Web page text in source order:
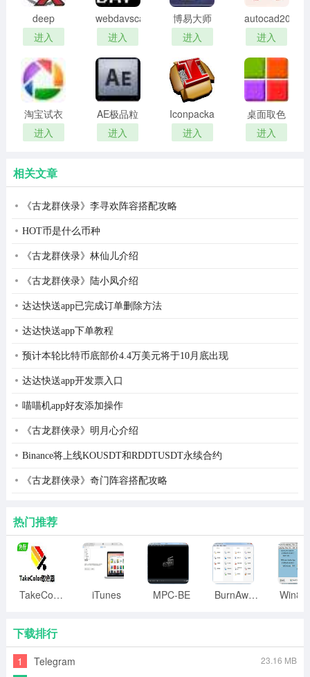
4、修正部分皮肤的显示效果。
5、新增幸运红包的礼物特效。
6、更新富豪、魅力排行榜专属标记
7、新增两种礼物：小苹果、么么哒
8、更新三种礼物资源：香水、幸运风车、幸运气球
1、自动回复
①在房间内可以设置自动回复后，可以开启在房间内自动
功能。
②自动回复以悄悄话的方式呈现。
③每个号码自动回复设置上限为10条。
2、用户列表和标记tootip
tootip将显示用户非管理类的所有标记。
3、开放自助申请房间
自助申请房间规则如下：
该号码没有被冻结。
②自助申请房间的附加说明：
房间星级为0级。
房间号码默认为7位。
无法通过送礼、道具获得潮豆
房间内无邀请功能
deep
freeze
password
remover(冰
点还原密
码清除器)
进入
webdavscan
客户端
(web漏洞
扫描软件)
进入
博易大师
资管版
进入
autocad2002
迷你版
进入
淘宝试衣
服软件
进入
AE极品粒
子插件
(Trapcode
进入
Iconpackager
中文补丁
进入
桌面取色
工具
colorpix
进入
相关文章
《古龙群侠录》李寻欢阵容搭配攻略
HOT币是什么币种
《古龙群侠录》林仙儿介绍
《古龙群侠录》陆小凤介绍
达达快送app已完成订单删除方法
达达快送app下单教程
预计本轮比特币底部价4.4万美元将于10月底出现
达达快送app开发票入口
喵喵机app好友添加操作
《古龙群侠录》明月心介绍
Binance将上线KOUSDT和RDDTUSDT永续合约
《古龙群侠录》奇门阵容搭配攻略
热门推荐
TakeColor取色器 iTunes MPC-BE BurnAware
下载排行
1 Telegram 23.16 MB